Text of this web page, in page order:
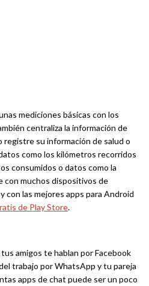
mediciones básicas con los
centraliza la información de
registre su información de salud o
como los kilómetros recorridos
consumidos o datos como la
con muchos dispositivos de
con las mejores apps para Android
de Play Store.
amigos te hablan por Facebook
trabajo por WhatsApp y tu pareja
apps de chat puede ser un poco